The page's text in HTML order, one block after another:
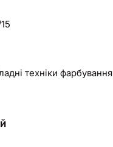
техніки